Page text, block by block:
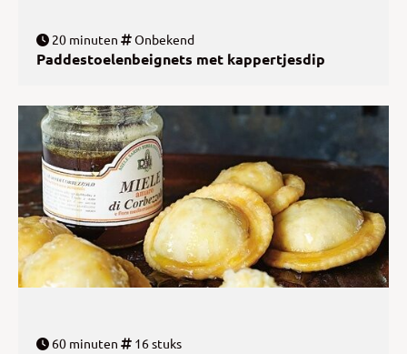
20 minuten Onbekend
Paddestoelenbeignets met kappertjesdip
60 minuten 16 stuks